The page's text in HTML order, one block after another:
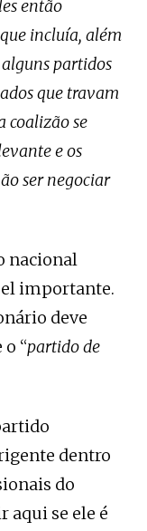
então
incluía, além
partidos
que travam
coalizão se
e os
ser negociar
nacional
importante.
deve
“partido de
dentro
do
aqui se ele é